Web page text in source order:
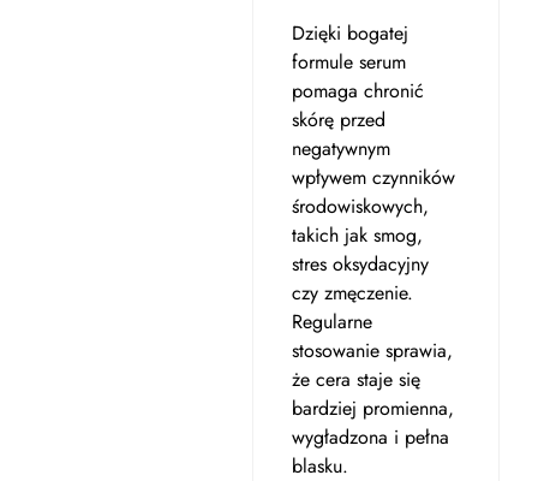
Dzięki bogatej
formule serum
pomaga chronić
skórę przed
negatywnym
wpływem czynników
środowiskowych,
takich jak smog,
stres oksydacyjny
czy zmęczenie.
Regularne
stosowanie sprawia,
że cera staje się
bardziej promienna,
wygładzona i pełna
blasku.